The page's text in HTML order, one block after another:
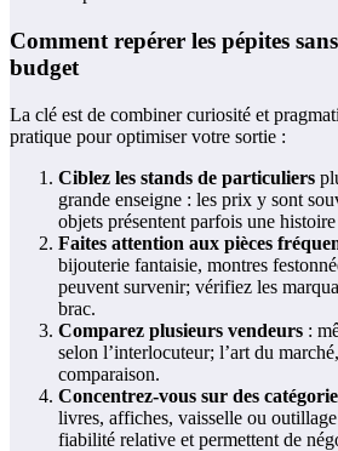
Comment repérer les pépites
budget
La clé est de combiner curiosité et
pratique pour optimiser votre sortie :
Ciblez les stands de particuliers
grande enseigne : les prix y sont
objets présentent parfois une histoire
Faites attention aux pièces
bijouterie fantaisie, montres
peuvent survenir; vérifiez les
brac.
Comparez plusieurs vendeurs :
selon l’interlocuteur; l’art du
comparaison.
Concentrez-vous sur des
livres, affiches, vaisselle ou
fiabilité relative et permettent de